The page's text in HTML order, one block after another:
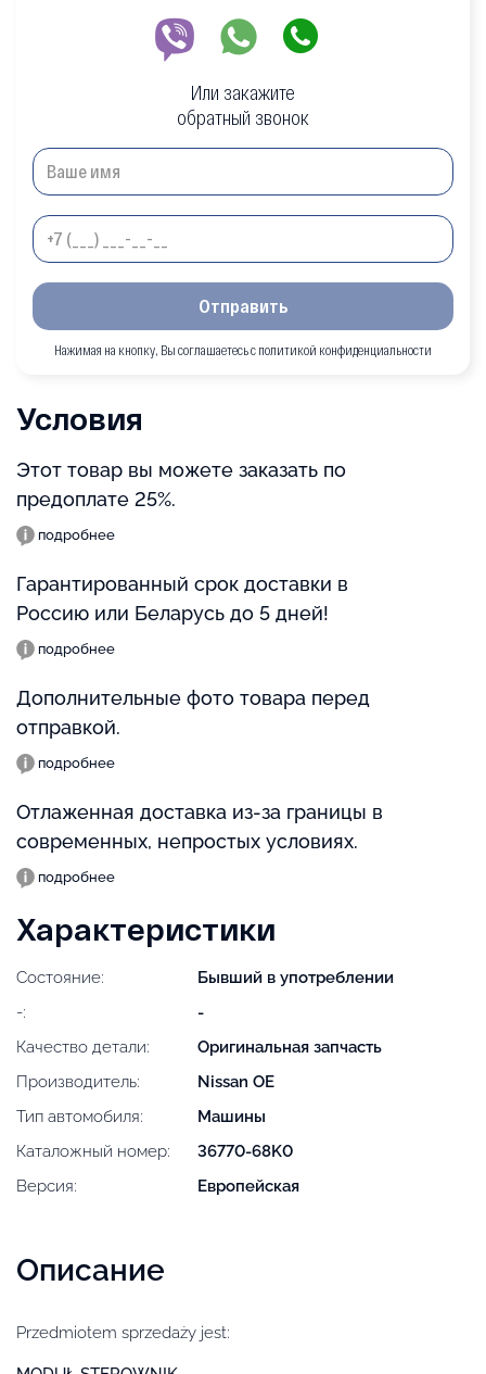
Или закажите
обратный звонок
Отправить
Нажимая на кнопку, Вы соглашаетесь с политикой конфиденциальности
Условия
Этот товар вы можете заказать по
предоплате 25%.
подробнее
Гарантированный срок доставки в
Россию или Беларусь до 5 дней!
подробнее
Дополнительные фото товара перед
отправкой.
подробнее
Отлаженная доставка из-за границы в
современных, непростых условиях.
подробнее
Характеристики
Состояние:
Бывший в употреблении
-:
-
Качество детали:
Оригинальная запчасть
Производитель:
Nissan OE
Тип автомобиля:
Машины
Каталожный номер:
36770-68K0
Версия:
Европейская
Описание
Przedmiotem sprzedaży jest: